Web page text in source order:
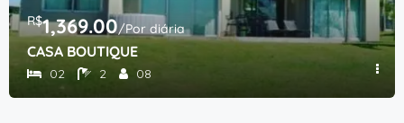
R$1,369.00/Por diária
CASA BOUTIQUE
02 2 08